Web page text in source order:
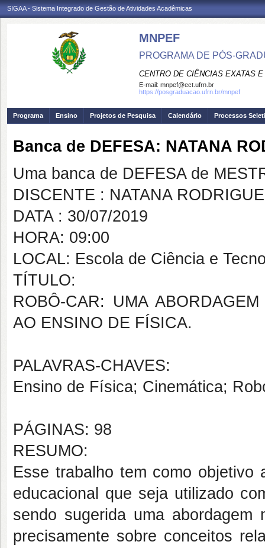
SIGAA - Sistema Integrado de Gestão de Atividades Acadêmicas
MNPEF
PROGRAMA DE PÓS-
CENTRO DE CIÊNCIAS EXATAS
E-mail: mnpef@ect.ufrn.br
https://posgraduacao.ufrn.br/mnpef
Programa Ensino Projetos de Pesquisa Calendário Processos
Banca de DEFESA: NATANA
Uma banca de DEFESA de
DISCENTE : NATANA
DATA : 30/07/2019
HORA: 09:00
LOCAL: Escola de Ciência e
TÍTULO:
ROBÔ-CAR: UMA
AO ENSINO DE FÍSICA.
PALAVRAS-CHAVES:
Ensino de Física; Cinemática;
PÁGINAS: 98
RESUMO:
Esse trabalho tem como objetivo
educacional que seja utilizado
sendo sugerida uma
precisamente sobre conceitos